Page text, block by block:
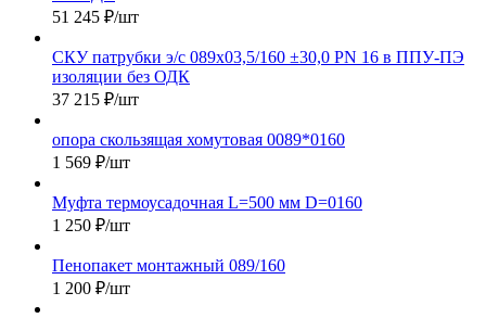
51 245 ₽/шт
СКУ патрубки э/с 089х03,5/160 ±30,0 PN 16 в ППУ-ПЭ
изоляции без ОДК
37 215 ₽/шт
опора скользящая хомутовая 0089*0160
1 569 ₽/шт
Муфта термоусадочная L=500 мм D=0160
1 250 ₽/шт
Пенопакет монтажный 089/160
1 200 ₽/шт